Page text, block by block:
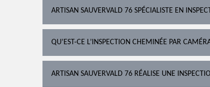
ARTISAN SAUVERVALD 76 SPÉCIALISTE EN
QU’EST-CE L’INSPECTION CHEMINÉE PAR
ARTISAN SAUVERVALD 76 RÉALISE UNE